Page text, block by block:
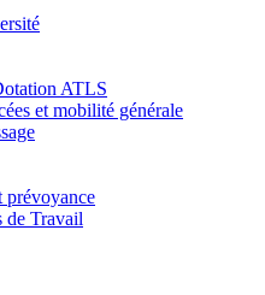
ATLS
et mobilité générale
prévoyance
de Travail